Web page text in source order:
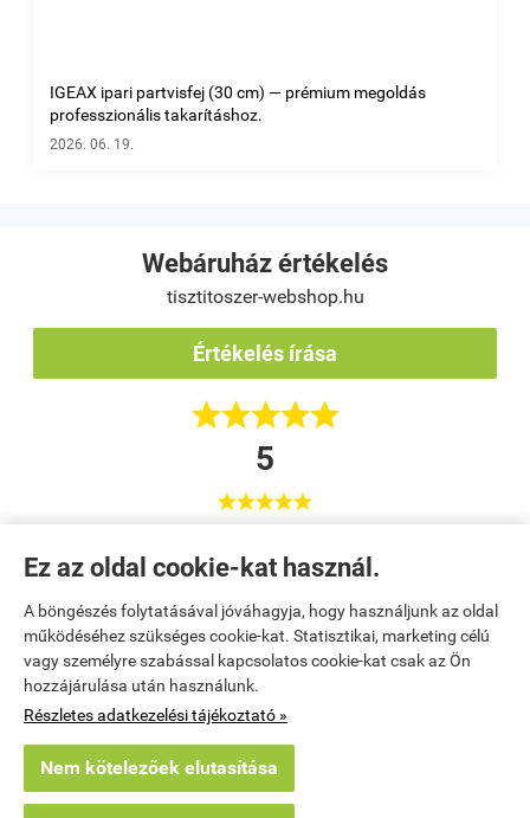
Ez az oldal cookie-kat használ.
A böngészés folytatásával jóváhagyja, hogy használjunk az oldal
működéséhez szükséges cookie-kat. Statisztikai, marketing célú
vagy személyre szabással kapcsolatos cookie-kat csak az Ön
hozzájárulása után használunk.
Részletes adatkezelési tájékoztató »
Nem kötelezőek elutasítása
IGEAX ipari partvisfej (30 cm) — prémium megoldás
professzionális takarításhoz.
2026. 06. 19.
Webáruház értékelés
tisztitoszer-webshop.hu
Értékelés írása

5

Váci Sport Közhasznú Nonprofit Kft. / Tumpek Tímea
Kezdőlap|Regisztráció|Kosár tartalma, megrendelés|
Rendelési feltételek|Bemutatkozás
Egy látogató Szentes településről